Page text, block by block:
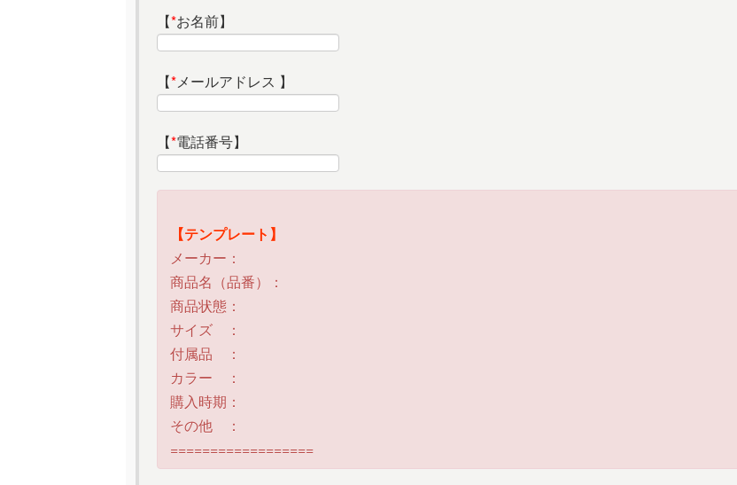
【*お名前】
【*メールアドレス 】
【*電話番号】
【テンプレート】
メーカー：
商品名（品番）：
商品状態：
サイズ ：
付属品 ：
カラー ：
購入時期：
その他 ：
==================